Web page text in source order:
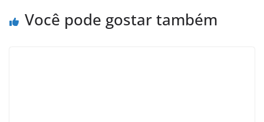
Você pode gostar também